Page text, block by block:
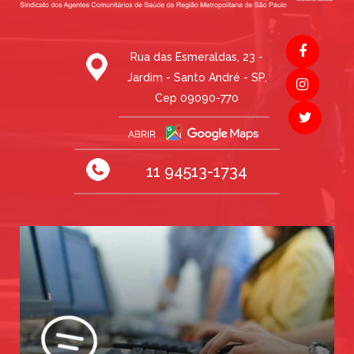
Rua das Esmeraldas, 23 -
Jardim - Santo André - SP,
Cep 09090-770
11 94513-1734